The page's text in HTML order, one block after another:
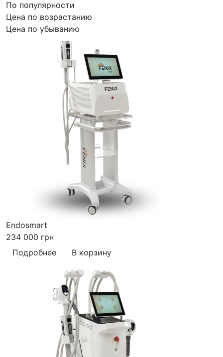
По популярности
Цена по возрастанию
Цена по убыванию
Endosmart
234 000 грн
Подробнее
В корзину